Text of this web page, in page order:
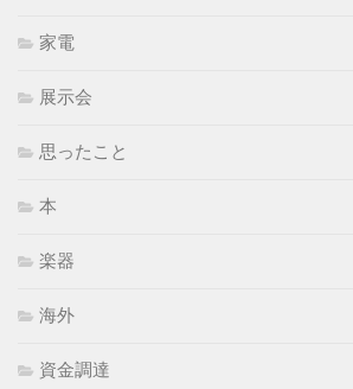
家電
展示会
思ったこと
本
楽器
海外
資金調達